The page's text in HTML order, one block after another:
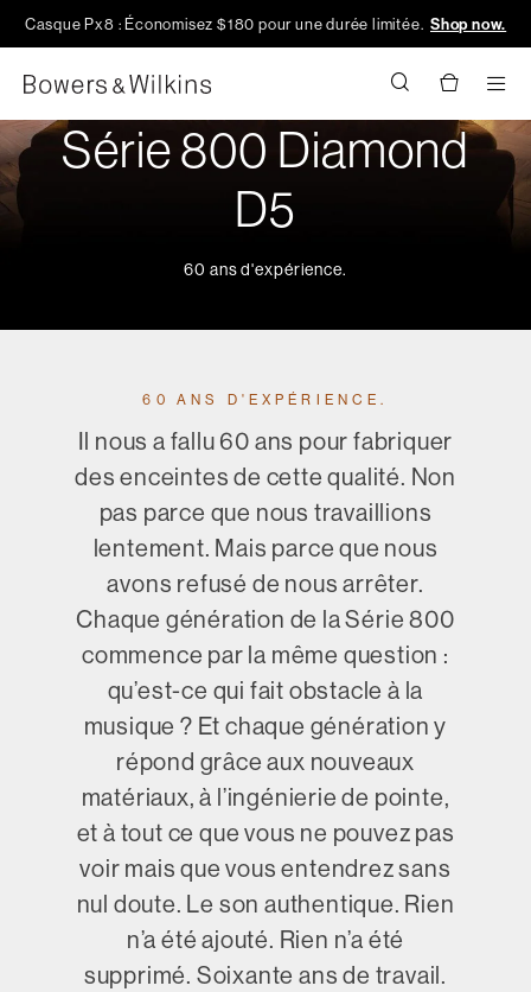
Casque Px8 : Économisez $180 pour une durée limitée. Shop now.
Série 800 Diamond
D5
60 ans d'expérience.
60 ANS D'EXPÉRIENCE.
Il nous a fallu 60 ans pour fabriquer
des enceintes de cette qualité. Non
pas parce que nous travaillions
lentement. Mais parce que nous
avons refusé de nous arrêter.
Chaque génération de la Série 800
commence par la même question :
qu’est-ce qui fait obstacle à la
musique ? Et chaque génération y
répond grâce aux nouveaux
matériaux, à l’ingénierie de pointe,
et à tout ce que vous ne pouvez pas
voir mais que vous entendrez sans
nul doute. Le son authentique. Rien
n’a été ajouté. Rien n’a été
supprimé. Soixante ans de travail.